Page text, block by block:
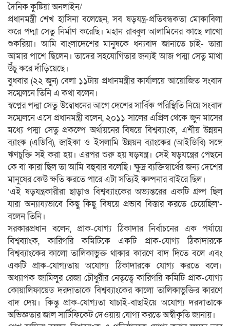
দৈনিক কুষ্টিয়া অনলাইন/
প্রধানমন্ত্রী শেখ হাসিনা বলেছেন, সব ষড়যন্ত্র-প্রতিবন্ধকতা মোকাবিলা
করে পদ্মা সেতু নির্মাণ করেছি। মহান রাব্বুল আলামিনের কাছে লাখো
শুকরিয়া। আমি বাংলাদেশের মানুষকে ধন্যবাদ জানাতে চাই- তারা
আমার পাশে ছিলেন। তাদের সহযোগিতার জন্যই আজ পদ্মা সেতু মাথা
উঁচু করে দাঁড়িয়েছে।
বুধবার (২২ জুন) বেলা ১১টায় প্রধানমন্ত্রীর কার্যালয়ে আয়োজিত সংবাদ
সম্মেলনে তিনি এ কথা বলেন।
স্বপ্নের পদ্মা সেতু উদ্বোধনের আগে দেশের সার্বিক পরিস্থিতি নিয়ে সংবাদ
সম্মেলনে এসে প্রধানমন্ত্রী বলেন, ২০১১ সালের এপ্রিল থেকে জুন মাসের
মধ্যে পদ্মা সেতু প্রকল্পে অর্থায়নের বিষয়ে বিশ্বব্যাংক, এশীয় উন্নয়ন
ব্যাংক (এডিবি), জাইকা ও ইসলামি উন্নয়ন ব্যাংকের (আইডিবি) সঙ্গে
ঋণচুক্তি সই করা হয়। এরপর শুরু হয় ষড়যন্ত্র। সেই ষড়যন্ত্রের পেছনে
কে বা কারা ছিল তা আমি বহুবার বলেছি। ক্ষুদ্র ব্যক্তিস্বার্থের জন্য দেশের
মানুষের কেউ ক্ষতি করতে পারে এটা সত্যিই কল্পনার বাইরে ছিল।
‘এই ষড়যন্ত্রকারীরা ছাড়াও বিশ্বব্যাংকের অভ্যন্তরের একটি গ্রুপ ছিল
যারা অন্যায্যভাবে কিছু কিছু বিষয়ে প্রভাব বিস্তার করতে চেয়েছিল’-
বলেন তিনি।
সরকারপ্রধান বলেন, প্রাক-যোগ্য ঠিকাদার নির্বাচনের এক পর্যায়ে
বিশ্বব্যাংক, কারিগরি কমিটিকে একটি প্রাক-যোগ্য ঠিকাদারকে
বিশ্বব্যাংকের কালো তালিকাভুক্ত থাকার কারণে বাদ দিতে বলে এবং
একটি প্রাক-যোগ্যতায় অযোগ্য ঠিকাদারকে যোগ্য করতে বলে।
অধ্যাপক জামিলুর রেজা চৌধুরীর নেতৃত্বে কারিগরি কমিটি প্রাক-যোগ্য
কোয়ালিফায়েড দরদাতাকে বিশ্বব্যাংকের কালো তালিকাভুক্তির কারণে
বাদ দেয়। কিন্তু প্রাক-যোগ্যতা যাচাই-বাছাইয়ে অযোগ্য দরদাতাকে
অভিজ্ঞতার জাল সার্টিফিকেট দেওয়ায় যোগ্য করতে অস্বীকৃতি জানায়।